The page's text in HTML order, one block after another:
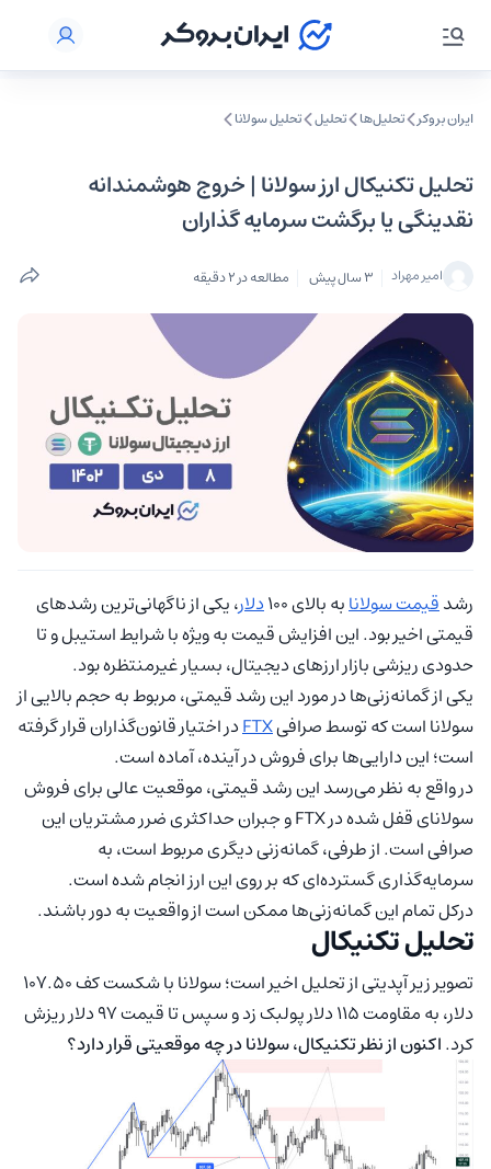
ایران بروکر تحلیل‌ها تحلیل‌ تحلیل سولانا
تحلیل تکنیکال ارز سولانا | خروج هوشمندانه
نقدینگی یا برگشت سرمایه گذاران
امیر مهراد 3 سال پیش مطالعه در 2 دقیقه
رشدقیمت سولانابه بالای ۱۰۰ دلار، یکی از ناگهانی‌ترین رشدهای
قیمتی اخیر بود. این افزایش قیمت به ویژه با شرایط استیبل و تا
حدودی ریزشی بازار ارزهای دیجیتال، بسیار غیرمنتظره بود.
یکی از گمانه‌زنی‌ها در مورد این رشد قیمتی، مربوط به حجم بالایی از
سولانا است که توسط صرافیFTXدر اختیار قانون‌گذاران قرار گرفته
است؛ این دارایی‌ها برای فروش در آینده، آماده است.
در واقع به نظر می‌رسد این رشد قیمتی، موقعیت عالی برای فروش
سولانای قفل شده در FTX و جبران حداکثری ضرر مشتریان این
صرافی است. از طرفی، گمانه‌زنی دیگری مربوط است، به
سرمایه‌گذاری گسترده‌ای که بر روی این ارز انجام شده است.
درکل تمام این گمانه‌زنی‌ها ممکن است از واقعیت به دور باشند.
تحلیل تکنیکال
تصویر زیر آپدیتی از تحلیل اخیر است؛ سولانا با شکست کف ۱۰۷.۵۰
دلار، به مقاومت ۱۱۵ دلار پولبک زد و سپس تا قیمت ۹۷ دلار ریزش
کرد.اکنون از نظر تکنیکال، سولانا در چه موقعیتی قرار دارد؟